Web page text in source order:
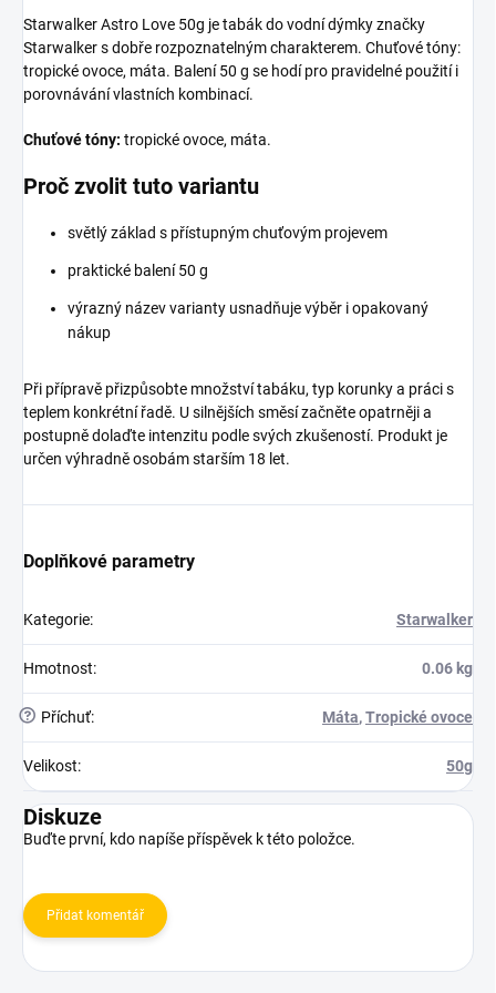
Starwalker Astro Love 50g je tabák do vodní dýmky značky
Starwalker s dobře rozpoznatelným charakterem. Chuťové tóny:
tropické ovoce, máta. Balení 50 g se hodí pro pravidelné použití i
porovnávání vlastních kombinací.
Chuťové tóny: tropické ovoce, máta.
Proč zvolit tuto variantu
světlý základ s přístupným chuťovým projevem
praktické balení 50 g
výrazný název varianty usnadňuje výběr i opakovaný
nákup
Při přípravě přizpůsobte množství tabáku, typ korunky a práci s
teplem konkrétní řadě. U silnějších směsí začněte opatrněji a
postupně dolaďte intenzitu podle svých zkušeností. Produkt je
určen výhradně osobám starším 18 let.
Doplňkové parametry
Kategorie: Starwalker
Hmotnost: 0.06 kg
? Příchuť: Máta,Tropické ovoce
Velikost: 50g
Diskuze
Buďte první, kdo napíše příspěvek k této položce.
Přidat komentář